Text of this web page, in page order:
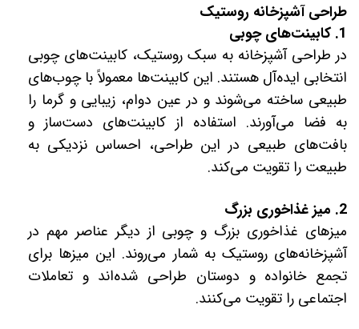
طراحی آشپزخانه روستیک
1. کابینت‌های چوبی
در طراحی آشپزخانه به سبک روستیک، کابینت‌های چوبی
انتخابی ایده‌آل هستند. این کابینت‌ها معمولاً با چوب‌های
طبیعی ساخته می‌شوند و در عین دوام، زیبایی و گرما را
به فضا می‌آورند. استفاده از کابینت‌های دست‌ساز و
بافت‌های طبیعی در این طراحی، احساس نزدیکی به
طبیعت را تقویت می‌کند.
2. میز غذاخوری بزرگ
میزهای غذاخوری بزرگ و چوبی از دیگر عناصر مهم در
آشپزخانه‌های روستیک به شمار می‌روند. این میزها برای
تجمع خانواده و دوستان طراحی شده‌اند و تعاملات
اجتماعی را تقویت می‌کنند.